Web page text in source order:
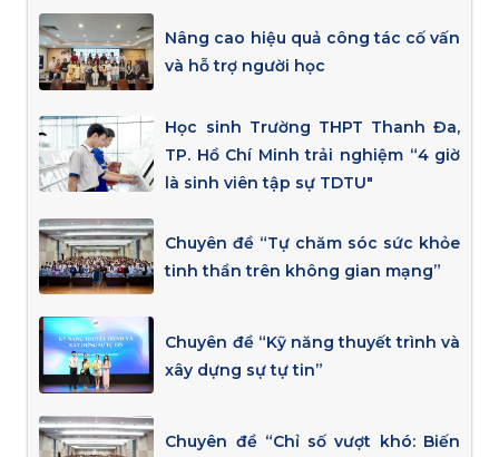
Nâng cao hiệu quả công tác cố vấn
và hỗ trợ người học
Học sinh Trường THPT Thanh Đa,
TP. Hồ Chí Minh trải nghiệm “4 giờ
là sinh viên tập sự TDTU"
Chuyên đề “Tự chăm sóc sức khỏe
tinh thần trên không gian mạng”
Chuyên đề “Kỹ năng thuyết trình và
xây dựng sự tự tin”
Chuyên đề “Chỉ số vượt khó: Biến